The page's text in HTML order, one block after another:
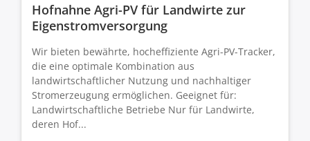
Hofnahne Agri-PV für Landwirte zur
Eigenstromversorgung
Wir bieten bewährte, hocheffiziente Agri-PV-Tracker,
die eine optimale Kombination aus
landwirtschaftlicher Nutzung und nachhaltiger
Stromerzeugung ermöglichen. Geeignet für:
Landwirtschaftliche Betriebe Nur für Landwirte,
deren Hof...